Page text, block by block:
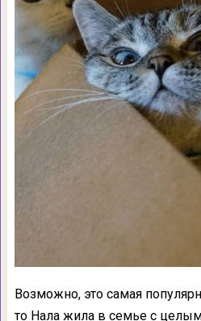
Возможно, это самая
то Нала жила в семье с